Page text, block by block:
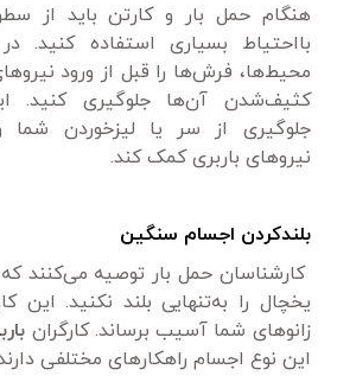
هنگام حمل بار و کارتن باید از
بااحتیاط بسیاری استفاده کنید.
محیط‌ها، فرش‌ها را قبل از ورود
کثیف‌شدن آن‌ها جلوگیری کنید.
جلوگیری از سر یا لیزخوردن
نیروهای باربری کمک کند.
بلند‌کردن اجسام سنگین
کارشناسان حمل بار توصیه می‌کنند
یخچال را به‌تنهایی بلند نکنید. این
زانوهای شما آسیب برساند. کارگران
این نوع اجسام راهکارهای مختلفی